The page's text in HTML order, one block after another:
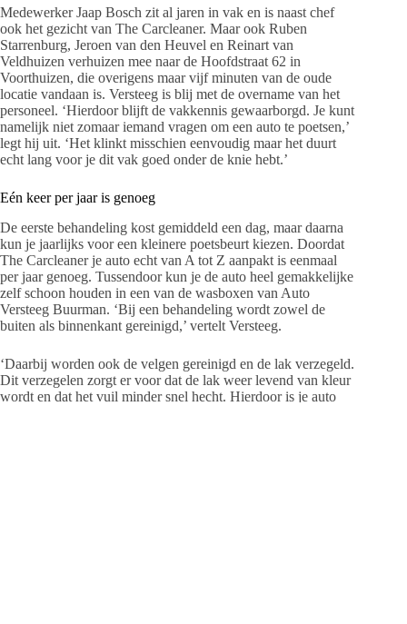
Medewerker Jaap Bosch zit al jaren in vak en is naast chef
ook het gezicht van The Carcleaner. Maar ook Ruben
Starrenburg, Jeroen van den Heuvel en Reinart van
Veldhuizen verhuizen mee naar de Hoofdstraat 62 in
Voorthuizen, die overigens maar vijf minuten van de oude
locatie vandaan is. Versteeg is blij met de overname van het
personeel. ‘Hierdoor blijft de vakkennis gewaarborgd. Je kunt
namelijk niet zomaar iemand vragen om een auto te poetsen,’
legt hij uit. ‘Het klinkt misschien eenvoudig maar het duurt
echt lang voor je dit vak goed onder de knie hebt.’
Eén keer per jaar is genoeg
De eerste behandeling kost gemiddeld een dag, maar daarna
kun je jaarlijks voor een kleinere poetsbeurt kiezen. Doordat
The Carcleaner je auto echt van A tot Z aanpakt is eenmaal
per jaar genoeg. Tussendoor kun je de auto heel gemakkelijke
zelf schoon houden in een van de wasboxen van Auto
Versteeg Buurman. ‘Bij een behandeling wordt zowel de
buiten als binnenkant gereinigd,’ vertelt Versteeg.
‘Daarbij worden ook de velgen gereinigd en de lak verzegeld.
Dit verzegelen zorgt er voor dat de lak weer levend van kleur
wordt en dat het vuil minder snel hecht. Hierdoor is je auto